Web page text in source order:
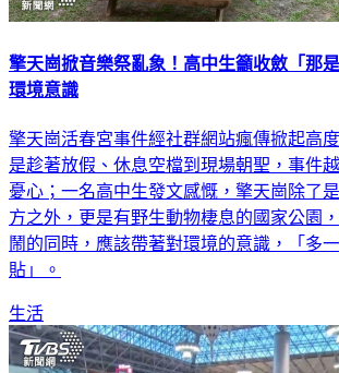
擎天崗掀音樂祭亂象！高中生籲收斂「那
環境意識
擎天崗活春宮事件經社群網站瘋傳掀起高
是趁著放假、休息空檔到現場朝聖，事件
憂心；一名高中生發文感慨，擎天崗除了
方之外，更是有野生動物棲息的國家公園
鬧的同時，應該帶著對環境的意識，「多
貼」。
生活